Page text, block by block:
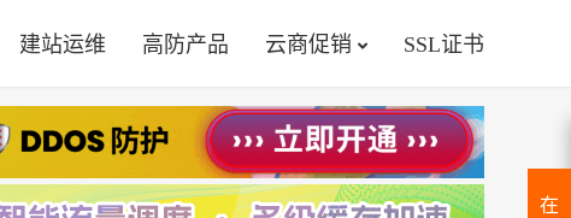
建站运维 高防产品 云商促销 SSL证书
在